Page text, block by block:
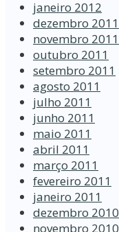
janeiro 2012
dezembro 2011
novembro 2011
outubro 2011
setembro 2011
agosto 2011
julho 2011
junho 2011
maio 2011
abril 2011
março 2011
fevereiro 2011
janeiro 2011
dezembro 2010
novembro 2010